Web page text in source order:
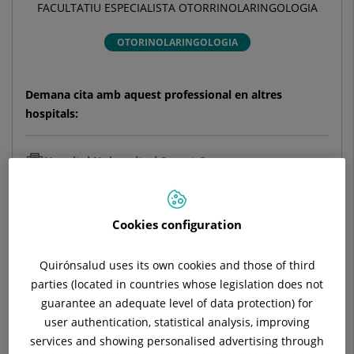
FACULTATIU ESPECIALISTA OTORRINOLARINGOLOGIA
OTORINOLARINGOLOGIA
Demana cita amb aquest professional en altres
hospitals:
Hospital Universitari Sagrat Cor
Hospital Quirónsalud del Vallès
Passeig Rubió i Ors, 23
08203 Sabadell Barcelona
Cookies configuration
Quirónsalud uses its own cookies and those of third
parties (located in countries whose legislation does not
guarantee an adequate level of data protection) for
user authentication, statistical analysis, improving
services and showing personalised advertising through